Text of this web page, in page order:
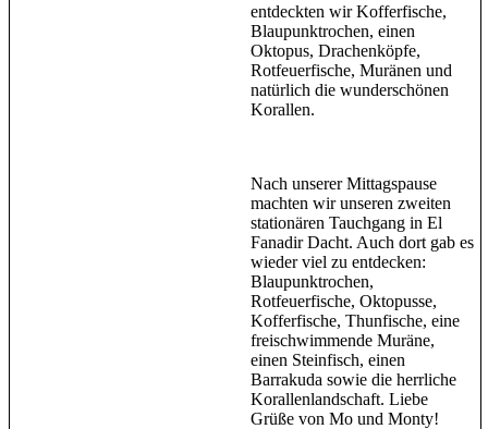
entdeckten wir Kofferfische,
Blaupunktrochen, einen
Oktopus, Drachenköpfe,
Rotfeuerfische, Muränen und
natürlich die wunderschönen
Korallen.
Nach unserer Mittagspause
machten wir unseren zweiten
stationären Tauchgang in El
Fanadir Dacht. Auch dort gab es
wieder viel zu entdecken:
Blaupunktrochen,
Rotfeuerfische, Oktopusse,
Kofferfische, Thunfische, eine
freischwimmende Muräne,
einen Steinfisch, einen
Barrakuda sowie die herrliche
Korallenlandschaft. Liebe
Grüße von Mo und Monty!